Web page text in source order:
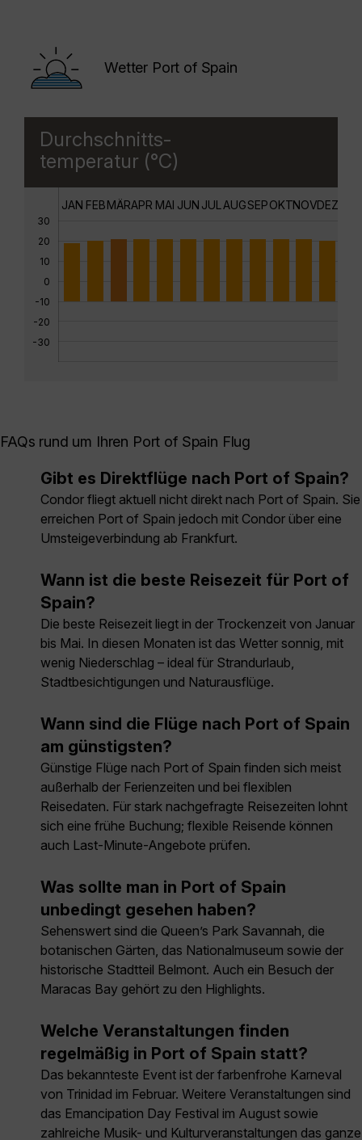
Wetter Port of Spain
Durchschnitts-
temperatur (°C)
30
20
10
0
-10
-20
-30
JAN FEBMÄRAPR MAI JUN JUL AUGSEPOKTNOVDEZ
FAQs rund um Ihren Port of Spain Flug
Gibt es Direktflüge nach Port of Spain?
Condor fliegt aktuell nicht direkt nach Port of Spain. Sie
erreichen Port of Spain jedoch mit Condor über eine
Umsteigeverbindung ab Frankfurt.
Wann ist die beste Reisezeit für Port of
Spain?
Die beste Reisezeit liegt in der Trockenzeit von Januar
bis Mai. In diesen Monaten ist das Wetter sonnig, mit
wenig Niederschlag – ideal für Strandurlaub,
Stadtbesichtigungen und Naturausflüge.
Wann sind die Flüge nach Port of Spain
am günstigsten?
Günstige Flüge nach Port of Spain finden sich meist
außerhalb der Ferienzeiten und bei flexiblen
Reisedaten. Für stark nachgefragte Reisezeiten lohnt
sich eine frühe Buchung; flexible Reisende können
auch Last-Minute-Angebote prüfen.
Was sollte man in Port of Spain
unbedingt gesehen haben?
Sehenswert sind die Queen’s Park Savannah, die
botanischen Gärten, das Nationalmuseum sowie der
historische Stadtteil Belmont. Auch ein Besuch der
Maracas Bay gehört zu den Highlights.
Welche Veranstaltungen finden
regelmäßig in Port of Spain statt?
Das bekannteste Event ist der farbenfrohe Karneval
von Trinidad im Februar. Weitere Veranstaltungen sind
das Emancipation Day Festival im August sowie
zahlreiche Musik- und Kulturveranstaltungen das ganze